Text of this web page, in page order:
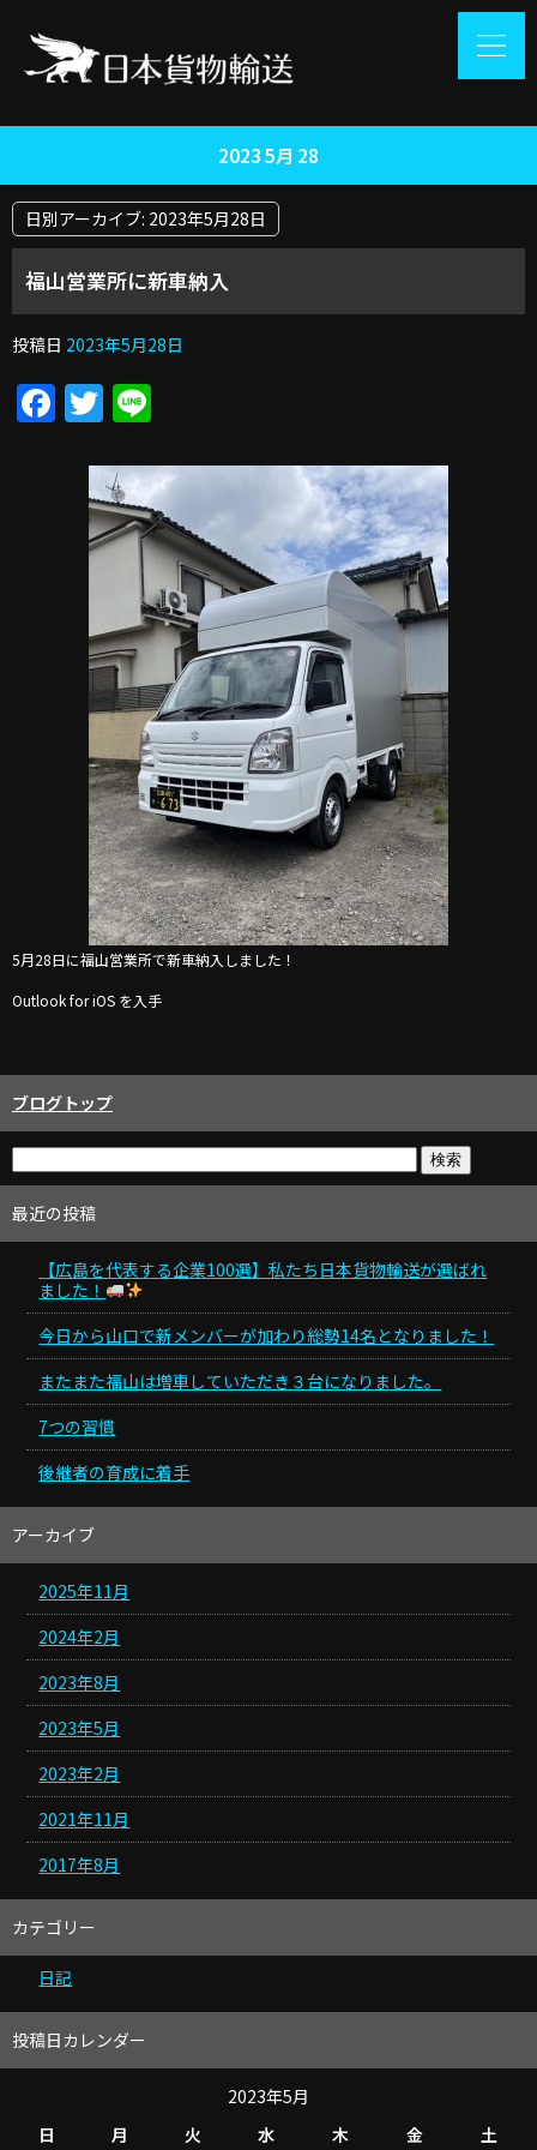
2023 5月 28
日別アーカイブ: 2023年5月28日
福山営業所に新車納入
投稿日 2023年5月28日
Facebook
Twitter
5月28日に福山営業所で新車納入しました！
Outlook for iOS を入手
ブログトップ
最近の投稿
【広島を代表する企業100選】私たち日本貨物輸送が選ばれ
ました！
今日から山口で新メンバーが加わり総勢14名となりました！
またまた福山は増車していただき３台になりました。
7つの習慣
後継者の育成に着手
アーカイブ
2025年11月
2024年2月
2023年8月
2023年5月
2023年2月
2021年11月
2017年8月
カテゴリー
日記
投稿日カレンダー
2023年5月
日
月 火 水 木 金 土